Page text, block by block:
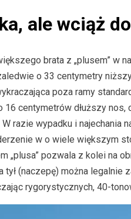
ale wciąż
brata z „plusem” w
o 33 centymetry
poza ramy
16 centymetrów dłuższy
razie wypadku i najechania
w o wiele większym
„plusa” pozwala z kolei na
tył (naczepę) można legalnie
rygorystycznych, 40-